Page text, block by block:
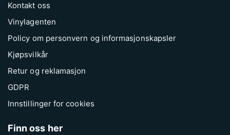
Kontakt oss
Vinylagenten
Policy om personvern og informasjonskapsler
Kjøpsvilkår
Retur og reklamasjon
GDPR
Innstillinger for cookies
Finn oss her